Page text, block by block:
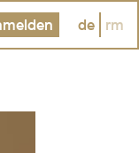
de rm